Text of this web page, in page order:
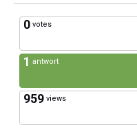
0 votes
1 antwort
959 views